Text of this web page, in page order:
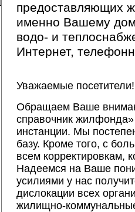
предоставляющих
именно Вашему
водо- и
Интернет,
Уважаемые посетители!
Обращаем Ваше
справочник
инстанции. Мы
базу. Кроме того, с
всем корректировкам,
Надеемся на Ваше
усилиями у нас
дислокации всех
жилищно-